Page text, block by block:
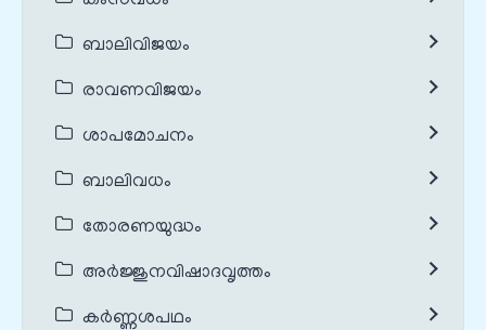
ബാലിവിജയം
രാവണവിജയം
ശാപമോചനം
ബാലിവധം
തോരണയുദ്ധം
അർജ്ജുനവിഷാദവൃത്തം
കർണ്ണശപഥം